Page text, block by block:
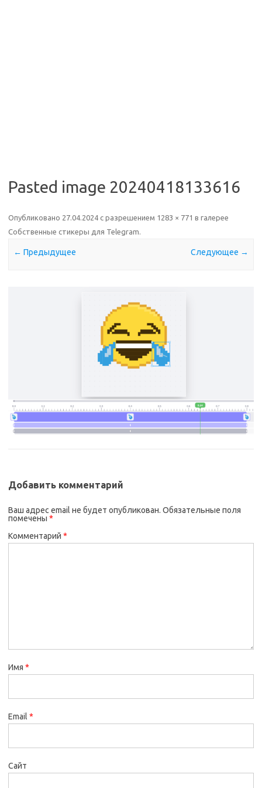
Pasted image 20240418133616
Опубликовано 27.04.2024 с разрешением 1283 × 771 в галерее
Собственные стикеры для Telegram.
← Предыдущее Следующее →
Добавить комментарий
Ваш адрес email не будет опубликован. Обязательные поля
помечены *
Комментарий *
Имя *
Email *
Сайт